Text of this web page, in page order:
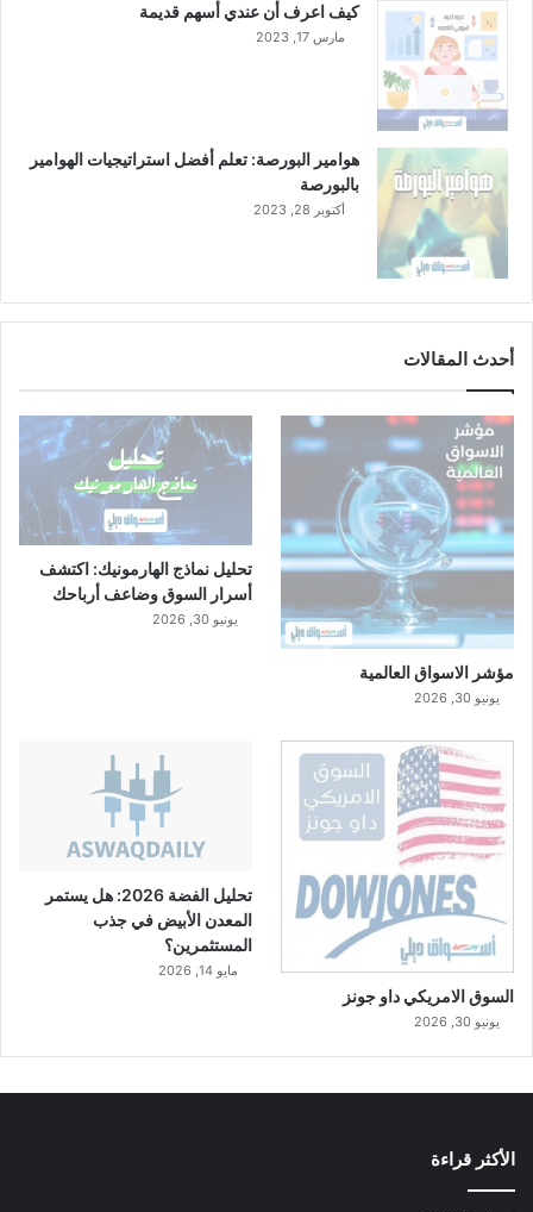
كيف اعرف أن عندي أسهم قديمة
مارس 17, 2023
هوامير البورصة: تعلم أفضل استراتيجيات الهوامير
بالبورصة
أكتوبر 28, 2023
أحدث المقالات
مؤشر الاسواق العالمية
يونيو 30, 2026
تحليل نماذج الهارمونيك: اكتشف
أسرار السوق وضاعف أرباحك
يونيو 30, 2026
السوق الامريكي داو جونز
يونيو 30, 2026
تحليل الفضة 2026: هل يستمر
المعدن الأبيض في جذب
المستثمرين؟
مايو 14, 2026
الأكثر قراءة